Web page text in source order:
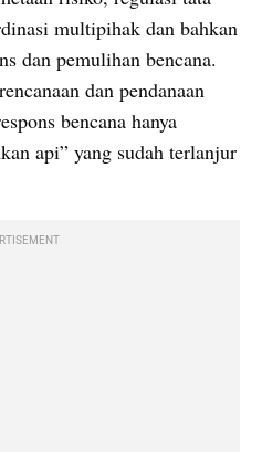
multipihak dan bahkan
dan pemulihan bencana.
dan pendanaan
bencana hanya
api” yang sudah terlanjur